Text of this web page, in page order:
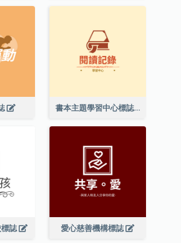
書本主題學習中心標誌
誌 愛心慈善機構標誌